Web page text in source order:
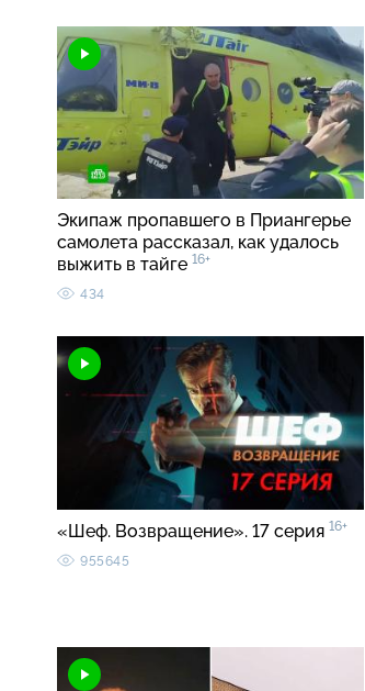
Экипаж пропавшего в Приангерье
самолета рассказал, как удалось
выжить в тайге 16+
434
«Шеф. Возвращение». 17 серия 16+
955645